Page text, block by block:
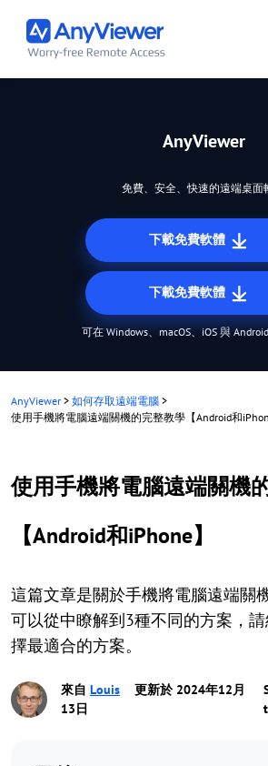
AnyViewer
免費、安全、快速的遠端桌面
下載免費軟體
下載免費軟體
可在 Windows、macOS、iOS 與
AnyViewer > 如何存取遠端電腦 >
使用手機將電腦遠端關機的完整教學【Android和
使用手機將電腦遠端關機
【Android和iPhone】
這篇文章是關於手機將電腦遠端關
可以從中瞭解到3種不同的方案，
擇最適合的方案。
來自 Louis
更新於 2024年12月
13日